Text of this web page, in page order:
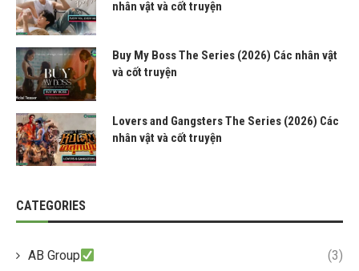
nhân vật và cốt truyện
Buy My Boss The Series (2026) Các nhân vật
và cốt truyện
Lovers and Gangsters The Series (2026) Các
nhân vật và cốt truyện
CATEGORIES
AB Group (3)